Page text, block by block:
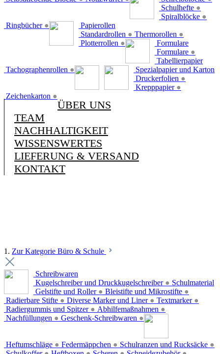
Schulhefte ●
Spiralblöcke ●
Ringbücher ●
Papierollen
Standardrollen ● Thermorollen ●
Plotterrollen ●
Formulare
Formulare ●
Tachographenrollen ●
Tabellierpapier
Spezialpapier und Karton
Druckerfolien ●
Krepppapier ●
Zeichenkarton ●
ÜBER UNS
TEAM
NACHHALTIGKEIT
WISSENSWERTES
LIEFERUNG & VERSAND
KONTAKT
1. Zur Kategorie Büro & Schule
Schreibwaren
Kugelschreiber und Druckkugelschreiber ●
Gelstifte und Roller ● Bleistifte und Mikrostifte ●
Radierbare Stifte ● Diverse Marker und Liner ● Textmarker ●
Radiergummis und Spitzer ● Abhilfemaßnahmen ●
Nachfüllungen ● Geschenk-Schreibwaren ●
Schulmaterial
Heftumschläge ● Federmäppchen ● Schulranzen und Rucksäcke ●